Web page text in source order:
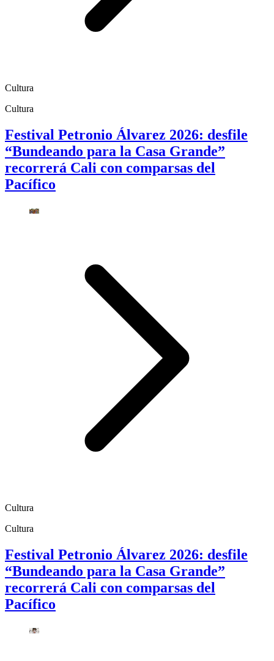
Cultura
Cultura
Festival Petronio Álvarez 2026: desfile
“Bundeando para la Casa Grande”
recorrerá Cali con comparsas del
Pacífico
Cultura
Cultura
Festival Petronio Álvarez 2026: desfile
“Bundeando para la Casa Grande”
recorrerá Cali con comparsas del
Pacífico